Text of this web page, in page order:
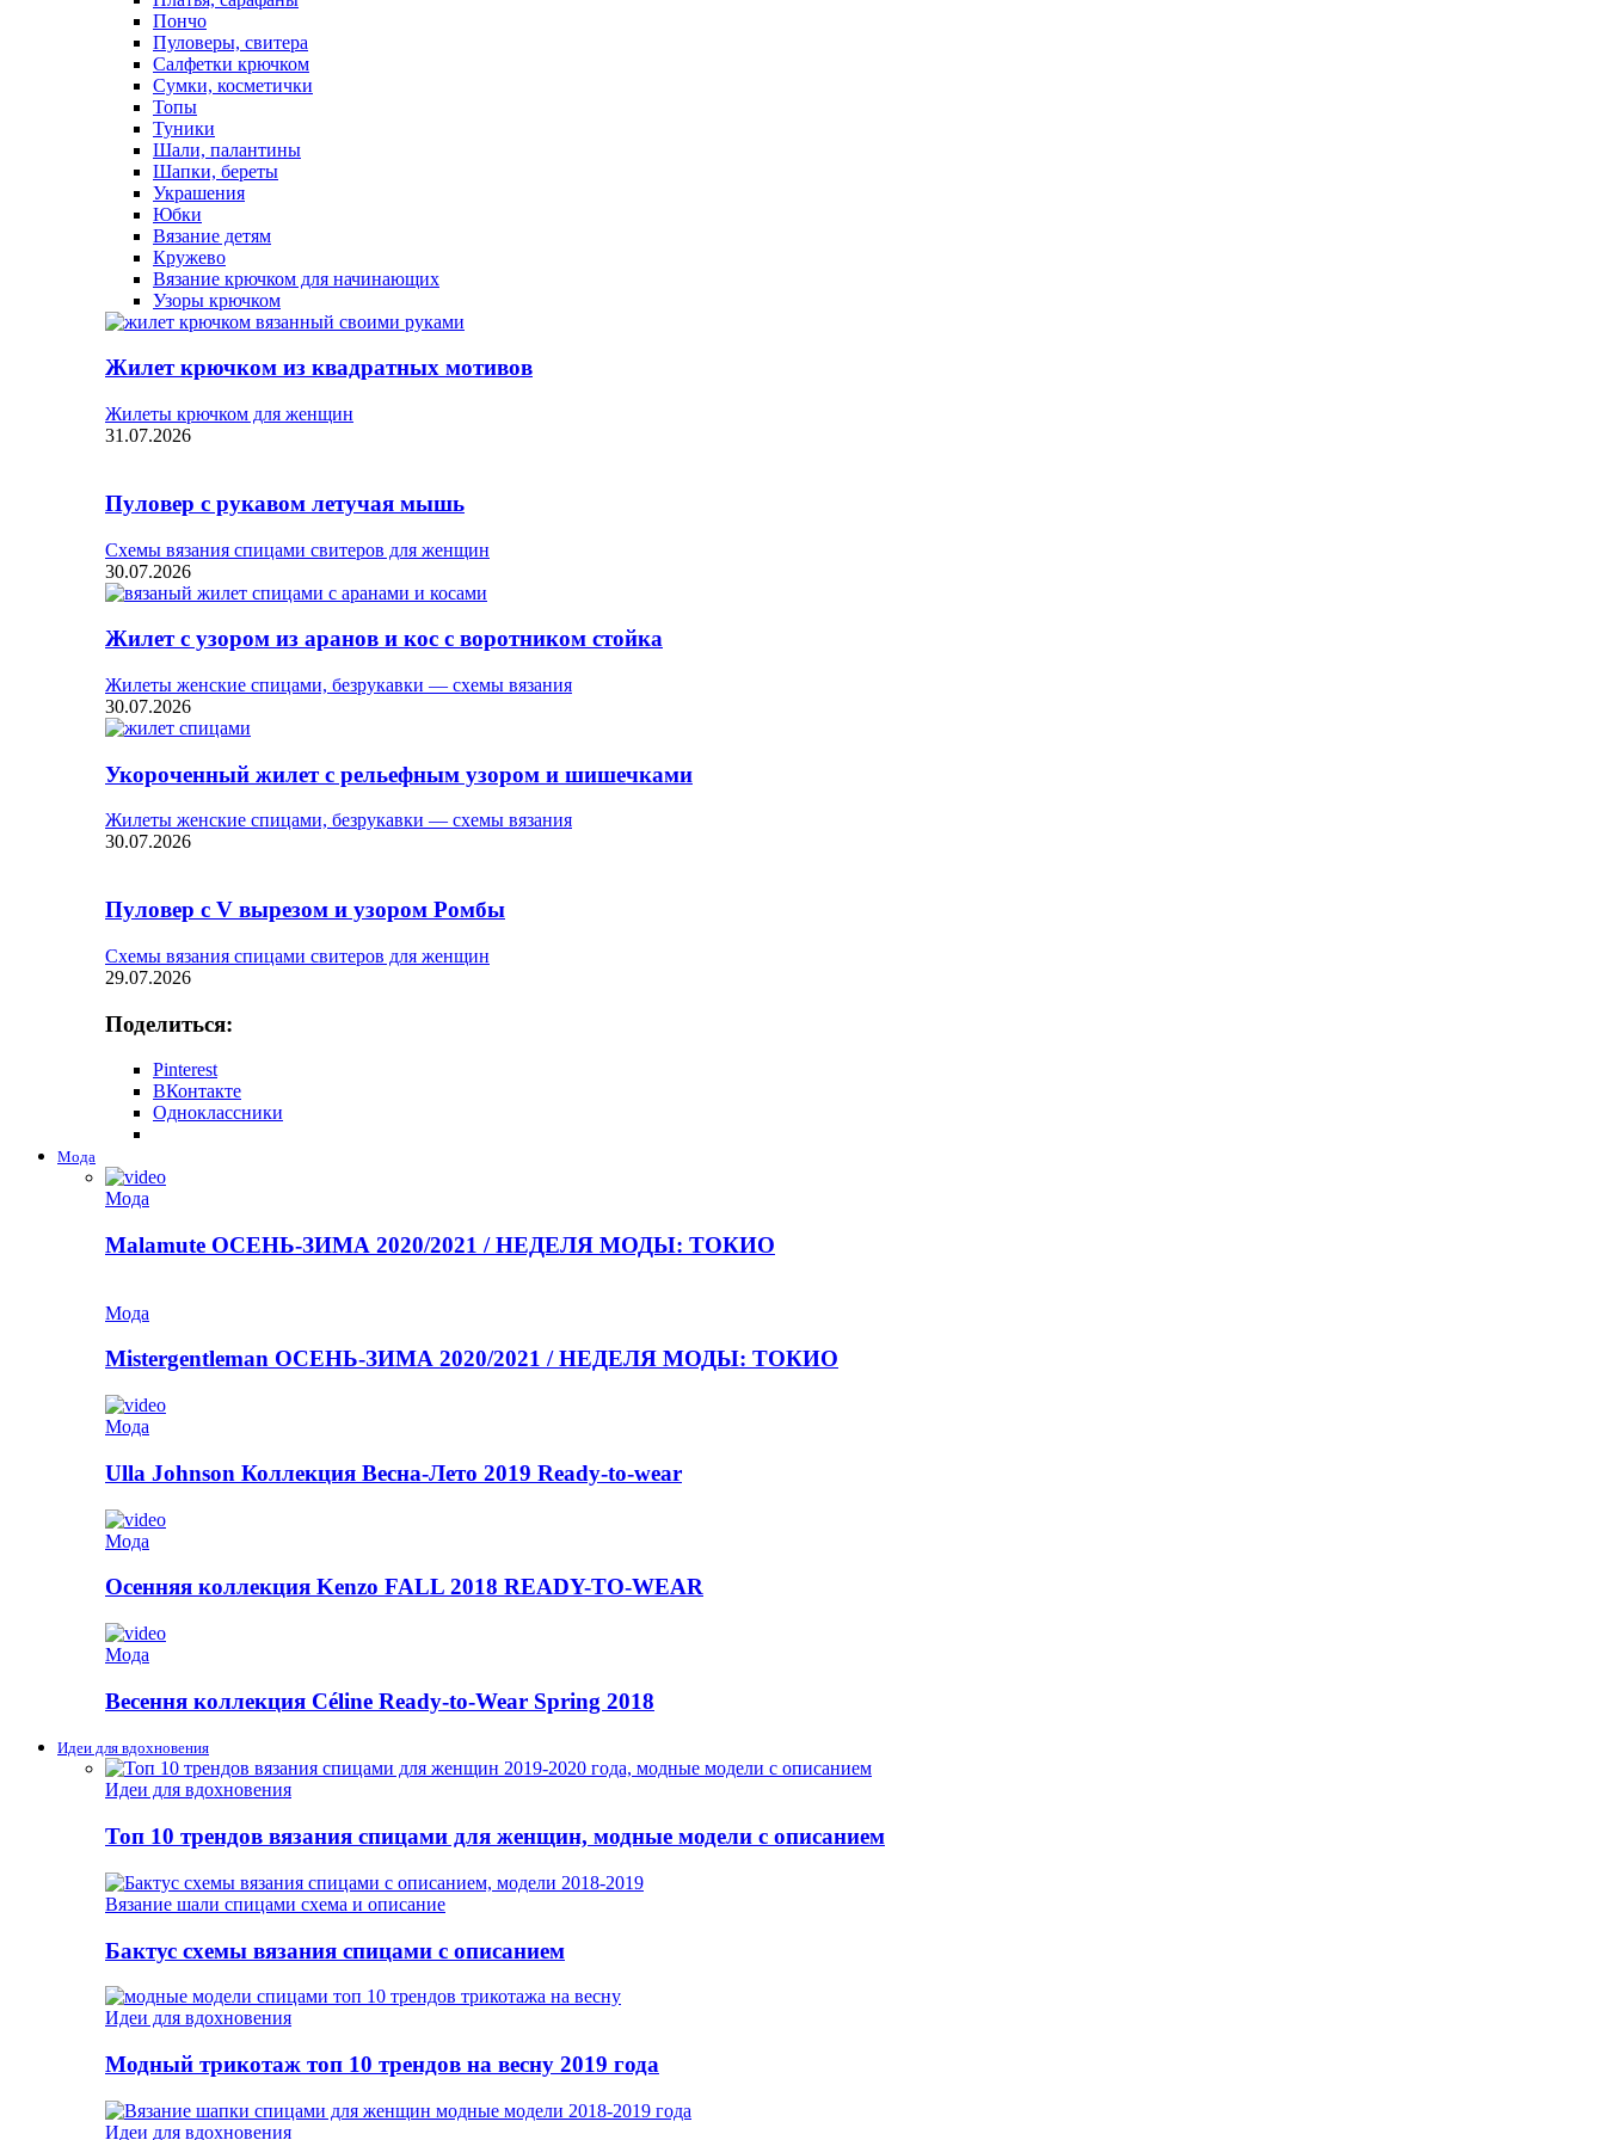
Пончо
Пуловеры, свитера
Салфетки крючком
Сумки, косметички
Топы
Туники
Шали, палантины
Шапки, береты
Украшения
Юбки
Вязание детям
Кружево
Вязание крючком для начинающих
Узоры крючком
Жилет крючком из квадратных мотивов
Жилеты крючком для женщин
31.07.2026
Пуловер с рукавом летучая мышь
Схемы вязания спицами свитеров для женщин
30.07.2026
Жилет с узором из аранов и кос с воротником стойка
Жилеты женские спицами, безрукавки — схемы вязания
30.07.2026
Укороченный жилет с рельефным узором и шишечками
Жилеты женские спицами, безрукавки — схемы вязания
30.07.2026
Пуловер с V вырезом и узором Ромбы
Схемы вязания спицами свитеров для женщин
29.07.2026
Поделиться:
Pinterest
ВКонтакте
Одноклассники
Мода
Мода
Malamute ОСЕНЬ-ЗИМА 2020/2021 / НЕДЕЛЯ МОДЫ: ТОКИО
Мода
Mistergentleman ОСЕНЬ-ЗИМА 2020/2021 / НЕДЕЛЯ МОДЫ: ТОКИО
Мода
Ulla Johnson Коллекция Весна-Лето 2019 Ready-to-wear
Мода
Осенняя коллекция Kenzo FALL 2018 READY-TO-WEAR
Мода
Весення коллекция Céline Ready-to-Wear Spring 2018
Идеи для вдохновения
Идеи для вдохновения
Топ 10 трендов вязания спицами для женщин, модные модели с описанием
Вязание шали спицами схема и описание
Бактус схемы вязания спицами с описанием
Идеи для вдохновения
Модный трикотаж топ 10 трендов на весну 2019 года
Идеи для вдохновения